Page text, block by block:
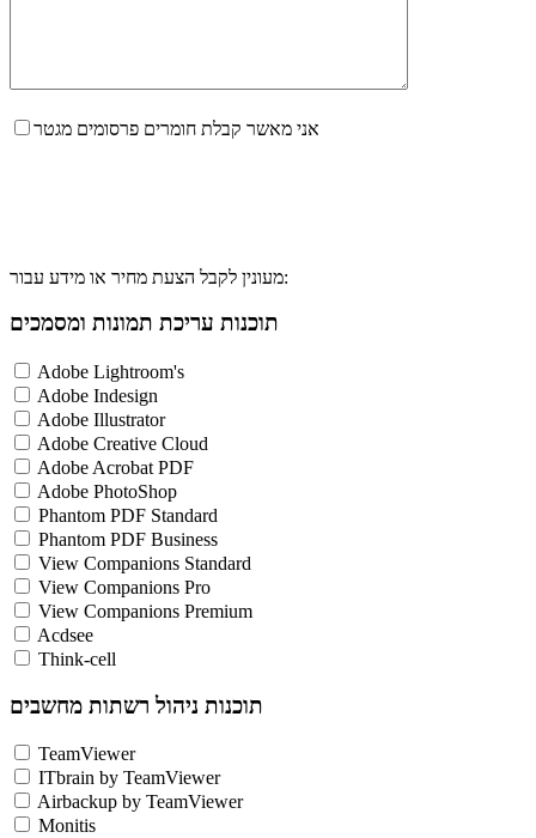
אני מאשר קבלת חומרים פרסומים מגטר
מעונין לקבל הצעת מחיר או מידע עבור:
תוכנות עריכת תמונות ומסמכים
Adobe Lightroom's
Adobe Indesign
Adobe Illustrator
Adobe Creative Cloud
Adobe Acrobat PDF
Adobe PhotoShop
Phantom PDF Standard
Phantom PDF Business
View Companions Standard
View Companions Pro
View Companions Premium
Acdsee
Think-cell
תוכנות ניהול רשתות מחשבים
TeamViewer
ITbrain by TeamViewer
Airbackup by TeamViewer
Monitis